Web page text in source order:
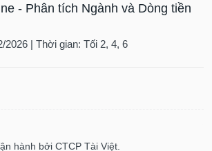
- Phân tích Ngành và Dòng tiền
2026 | Thời gian: Tối 2, 4, 6
hành bởi CTCP Tài Việt.